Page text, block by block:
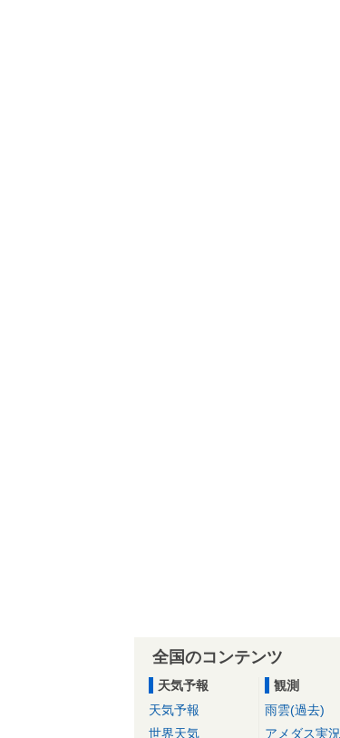
全国のコンテンツ
天気予報
天気予報
世界天気
観測
雨雲(過去)
アメダス実況